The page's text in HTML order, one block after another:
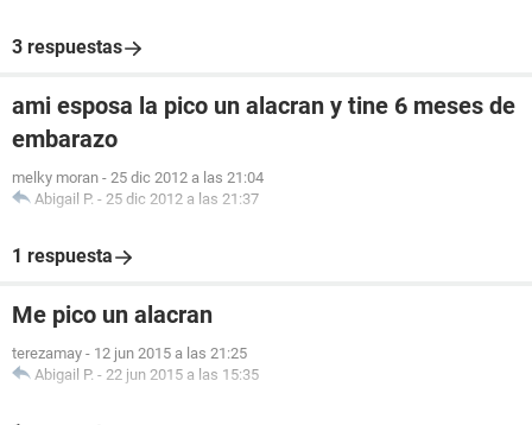
3 respuestas
ami esposa la pico un alacran y tine 6 meses de
embarazo
melky moran - 25 dic 2012 a las 21:04
Abigail P. - 25 dic 2012 a las 21:37
1 respuesta
Me pico un alacran
terezamay - 12 jun 2015 a las 21:25
Abigail P. - 22 jun 2015 a las 15:35